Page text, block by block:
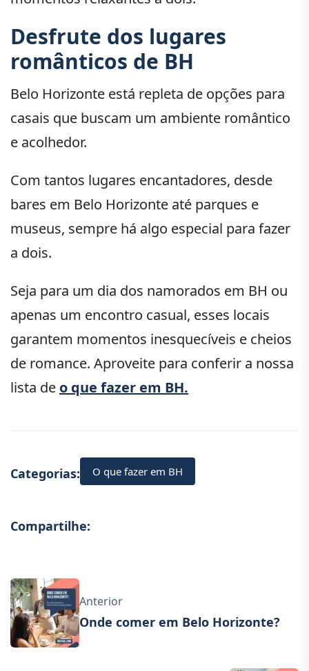
Desfrute dos lugares
românticos de BH
Belo Horizonte está repleta de opções para
casais que buscam um ambiente romântico
e acolhedor.
Com tantos lugares encantadores, desde
bares em Belo Horizonte até parques e
museus, sempre há algo especial para fazer
a dois.
Seja para um dia dos namorados em BH ou
apenas um encontro casual, esses locais
garantem momentos inesquecíveis e cheios
de romance. Aproveite para conferir a nossa
lista de o que fazer em BH.
Categorias: O que fazer em BH
Compartilhe:
Anterior
Onde comer em Belo Horizonte?